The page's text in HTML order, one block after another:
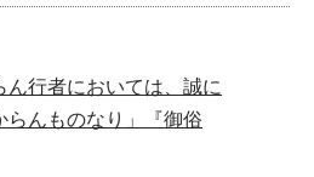
ん行者においては、誠に
らんものなり」『御俗